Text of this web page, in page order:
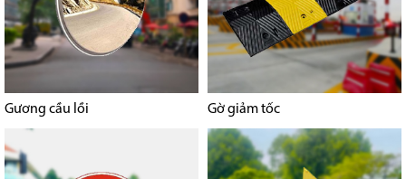
Gương cầu lồi Gờ giảm tốc